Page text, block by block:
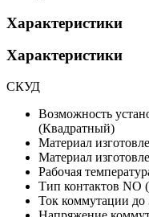
Характеристики
Характеристики
СКУД
Возможность
(Квадратный)
Материал
Материал
Рабочая
Тип контактов NO
Ток коммутации до